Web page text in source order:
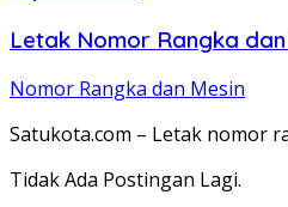
Letak Nomor Rangka dan
Nomor Rangka dan Mesin
Satukota.com – Letak nomor
Tidak Ada Postingan Lagi.